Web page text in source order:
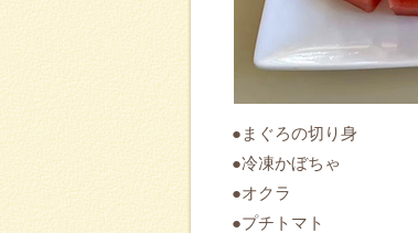
●まぐろの切り身
●冷凍かぼちゃ
●オクラ
●プチトマト